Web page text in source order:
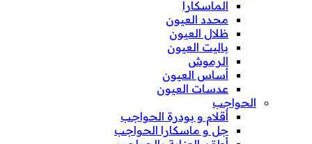
الماسكارا
محدد العيون
ظلال العيون
باليت العيون
الرموش
أساس العيون
عدسات العيون
الحواجب
أقلام و بودرة الحواجب
جل و ماسكارا الحواجب